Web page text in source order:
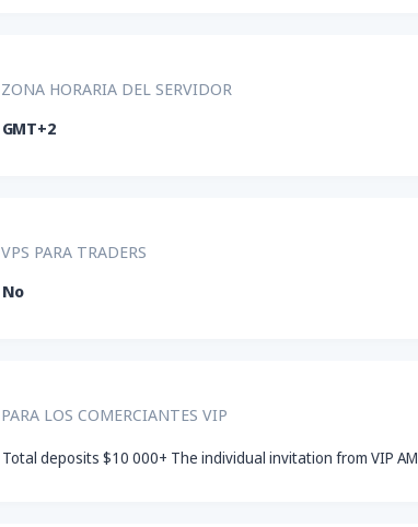
ZONA HORARIA DEL SERVIDOR
GMT+2
VPS PARA TRADERS
No
PARA LOS COMERCIANTES VIP
Total deposits $10 000+ The individual invitation from VIP AM